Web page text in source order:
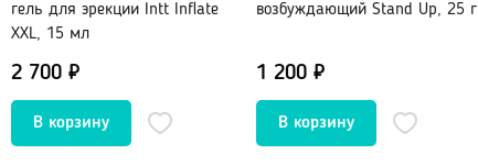
гель для эрекции Intt Inflate
XXL, 15 мл
2 700 ₽
возбуждающий Stand Up, 25 г
1 200 ₽